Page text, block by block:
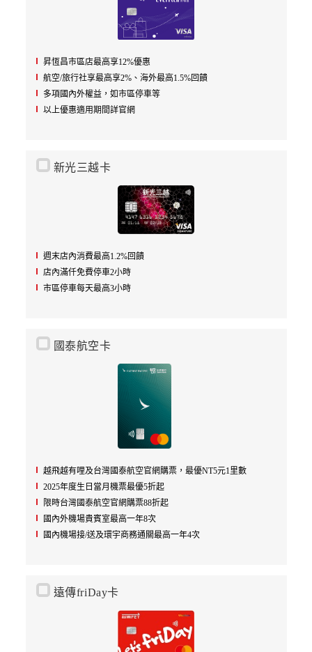
昇恆昌市區店最高享12%優惠
航空/旅行社享最高享2%、海外最高1.5%回饋
多項國內外權益，如市區停車等
以上優惠適用期間詳官網
新光三越卡
週末店內消費最高1.2%回饋
店內滿仟免費停車2小時
市區停車每天最高3小時
國泰航空卡
越飛越有哩及台灣國泰航空官網購票，最優NT5元1里數
2025年度生日當月機票最優5折起
限時台灣國泰航空官網購票88折起
國內外機場貴賓室最高一年8次
國內機場接/送及環宇商務通關最高一年4次
遠傳friDay卡